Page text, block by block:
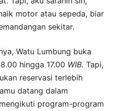
motor atau sepeda, biar
sekitar.
Watu Lumbung buka
hingga 17.00 WIB. Tapi,
reservasi terlebih
datang dalam
program-program